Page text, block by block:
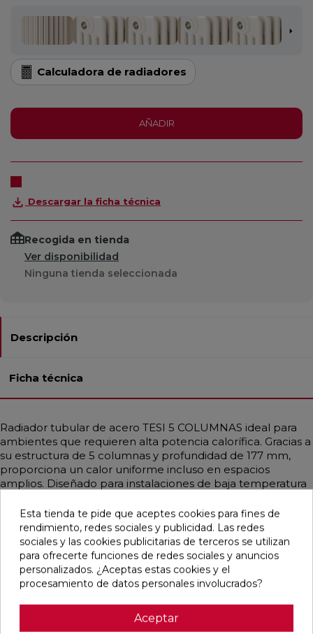
Calculadora de radiadores
AÑADIR
Descargar la ficha técnica
Recogida en tienda
Ver disponibilidad
Ninguna tienda seleccionada
Descripción
Ficha técnica
Radiador tubular de acero TESI 5 COLUMNAS ideal para
ambientes que requieren alta potencia calorífica. Gracias a
su estructura de 5 columnas y profundidad de 177 mm,
proporciona un calor uniforme incluso en espacios
amplios. Diseñado para instalaciones de baja temperatura
Disponible en diferentes medidas, con potencias que
alcanzan hasta 3708 W. Incluye soportes universales del
mismo color, purgador y tapón ciego. Acabado en Blanco
Estándar o personalizable con colores RAL y Acabados
Irsap. Ideal para hogares, oficinas y espacios públicos
gracias a su diseño funcional y elegante.
Esta tienda te pide que aceptes cookies para fines de
rendimiento, redes sociales y publicidad. Las redes
sociales y las cookies publicitarias de terceros se utilizan
para ofrecerte funciones de redes sociales y anuncios
personalizados. ¿Aceptas estas cookies y el
procesamiento de datos personales involucrados?
Aceptar